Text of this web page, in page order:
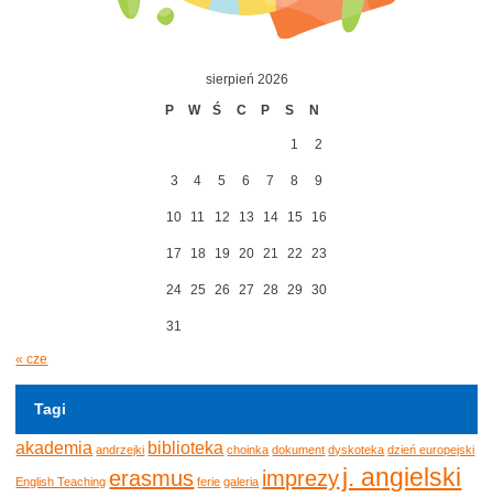
sierpień 2026
P
W Ś C P S N
1 2
3 4 5 6 7 8 9
10 11 12 13 14 15 16
17 18 19 20 21 22 23
24 25 26 27 28 29 30
31
« cze
Tagi
akademia andrzejki biblioteka choinka dokument dyskoteka dzień europejski
English Teaching erasmus ferie galeria imprezyj. angielski